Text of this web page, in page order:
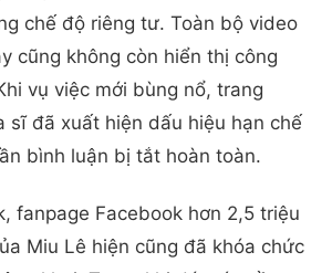
chế độ riêng tư. Toàn bộ video
cũng không còn hiển thị công
vụ việc mới bùng nổ, trang
sĩ đã xuất hiện dấu hiệu hạn chế
bình luận bị tắt hoàn toàn.
fanpage Facebook hơn 2,5 triệu
Miu Lê hiện cũng đã khóa chức